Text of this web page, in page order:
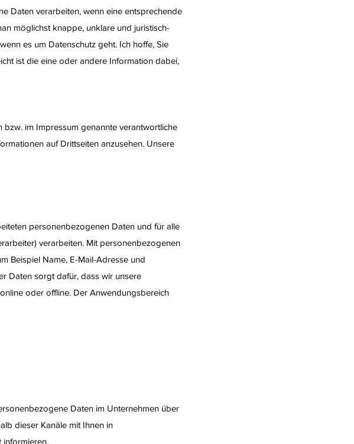
Daten verarbeiten, wenn eine entsprechende
möglichst knappe, unklare und juristisch-
es um Datenschutz geht. Ich hoffe, Sie
ist die eine oder andere Information dabei,
im Impressum genannte verantwortliche
auf Drittseiten anzusehen. Unsere
personenbezogenen Daten und für alle
verarbeiten. Mit personenbezogenen
Beispiel Name, E-Mail-Adresse und
Daten sorgt dafür, dass wir unsere
oder offline. Der Anwendungsbereich
Daten im Unternehmen über
dieser Kanäle mit Ihnen in
informieren.